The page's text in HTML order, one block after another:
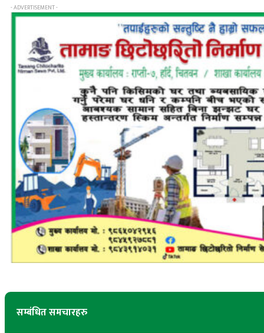
- ADVERTISEMENT -
सम्बंधित समचारहरु